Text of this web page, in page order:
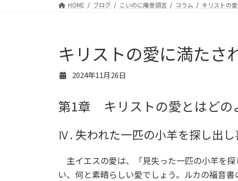
HOME ブログ こいのに庵巻頭言 コラム キリストの
キリストの愛に満たさ
2024年11月26日
第1章 キリストの愛とはどの
Ⅳ. 失われた一匹の小羊を探し出し
主イエスの愛は、「見失った一匹の小羊を
い、何と素晴らしい愛でしょう。ルカの福音